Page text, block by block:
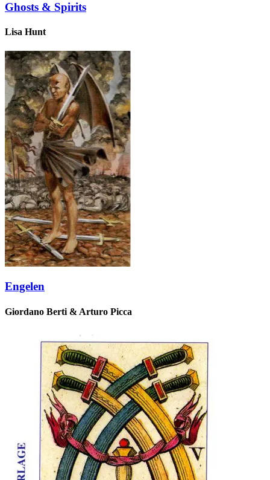
Ghosts & Spirits
Lisa Hunt
Engelen
Giordano Berti & Arturo Picca